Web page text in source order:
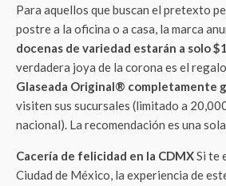
Para aquellos que buscan el pretexto
postre a la oficina o a casa, la marca
docenas de variedad estarán a solo
verdadera joya de la corona es el
Glaseada Original® completamente
visiten sus sucursales (limitado a
nacional). La recomendación es una
Cacería de felicidad en la CDMXSi te
Ciudad de México, la experiencia de